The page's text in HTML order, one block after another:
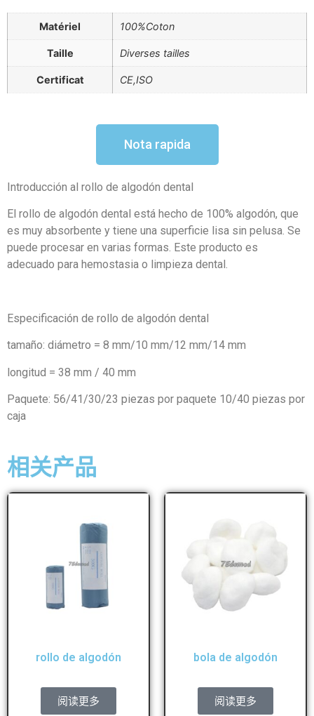
Matériel 100%Coton
Taille Diverses tailles
Certificat CE,ISO
Nota rapida
Introducción al rollo de algodón dental
El rollo de algodón dental está hecho de 100% algodón, que
es muy absorbente y tiene una superficie lisa sin pelusa. Se
puede procesar en varias formas. Este producto es
adecuado para hemostasia o limpieza dental.
Especificación de rollo de algodón dental
tamaño: diámetro = 8 mm/10 mm/12 mm/14 mm
longitud = 38 mm / 40 mm
Paquete: 56/41/30/23 piezas por paquete 10/40 piezas por
caja
相关产品
rollo de algodón
阅读更多
bola de algodón
阅读更多